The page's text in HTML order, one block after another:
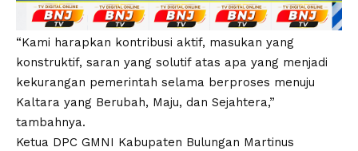
“Kami harapkan kontribusi aktif, masukan yang
konstruktif, saran yang solutif atas apa yang menjadi
kekurangan pemerintah selama berproses menuju
Kaltara yang Berubah, Maju, dan Sejahtera,”
tambahnya.
Ketua DPC GMNI Kabupaten Bulungan Martinus